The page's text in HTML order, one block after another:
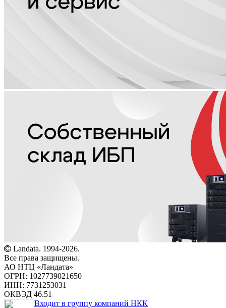
Landata. 1994-2026.
Все права защищены.
АО НТЦ «Ландата»
ОГРН: 1027739021650
ИНН: 7731253031
ОКВЭД 46.51
Входит в группу компаний НКК